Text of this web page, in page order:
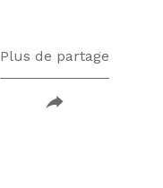
Plus de partage